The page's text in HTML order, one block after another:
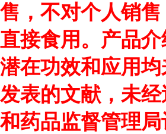
售，不对个人销
直接食用。产品
潜在功效和应用
发表的文献，未
和药品监督管理